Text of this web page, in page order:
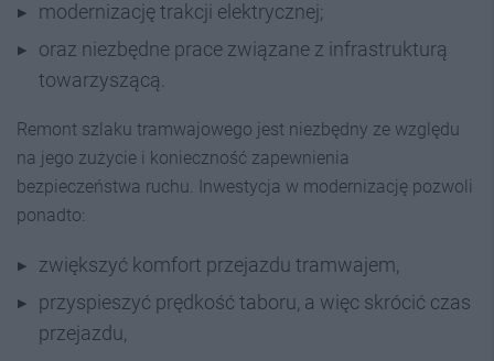
modernizację trakcji elektrycznej;
oraz niezbędne prace związane z infrastrukturą
towarzyszącą.
Remont szlaku tramwajowego jest niezbędny ze względu
na jego zużycie i konieczność zapewnienia
bezpieczeństwa ruchu. Inwestycja w modernizację pozwoli
ponadto:
zwiększyć komfort przejazdu tramwajem,
przyspieszyć prędkość taboru, a więc skrócić czas
przejazdu,